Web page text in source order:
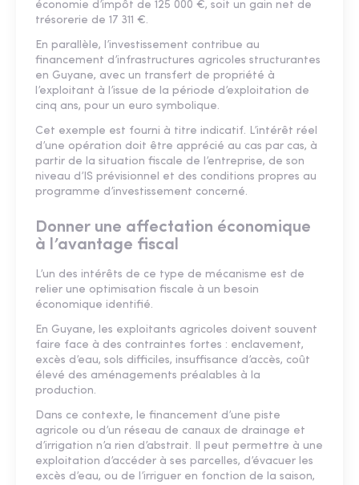
économie d’impôt de 125 000 €, soit un gain net de
trésorerie de 17 311 €.
En parallèle, l’investissement contribue au
financement d’infrastructures agricoles structurantes
en Guyane, avec un transfert de propriété à
l’exploitant à l’issue de la période d’exploitation de
cinq ans, pour un euro symbolique.
Cet exemple est fourni à titre indicatif. L’intérêt réel
d’une opération doit être apprécié au cas par cas, à
partir de la situation fiscale de l’entreprise, de son
niveau d’IS prévisionnel et des conditions propres au
programme d’investissement concerné.
Donner une affectation économique
à l’avantage fiscal
L’un des intérêts de ce type de mécanisme est de
relier une optimisation fiscale à un besoin
économique identifié.
En Guyane, les exploitants agricoles doivent souvent
faire face à des contraintes fortes : enclavement,
excès d’eau, sols difficiles, insuffisance d’accès, coût
élevé des aménagements préalables à la
production.
Dans ce contexte, le financement d’une piste
agricole ou d’un réseau de canaux de drainage et
d’irrigation n’a rien d’abstrait. Il peut permettre à une
exploitation d’accéder à ses parcelles, d’évacuer les
excès d’eau, ou de l’irriguer en fonction de la saison,